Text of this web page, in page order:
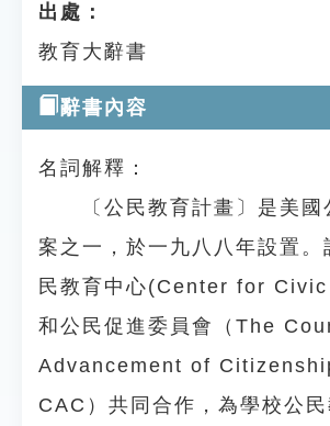
出處：
教育大辭書
辭書內容
名詞解釋：
〔公民教育計畫〕是美國
案之一，於一九八八年設置。
民教育中心(Center for
和公民促進委員會（The
Advancement of
CAC）共同合作，為學校公